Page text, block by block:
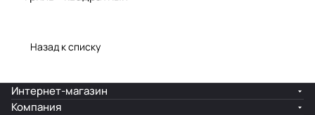
Назад к списку
Интернет-магазин
Компания